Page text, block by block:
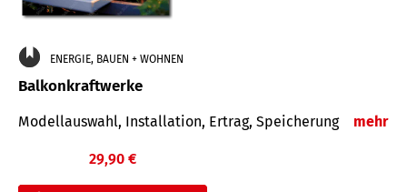
ENERGIE, BAUEN + WOHNEN
Balkonkraftwerke
Modellauswahl, Installation, Ertrag, Speicherung mehr
29,90 €